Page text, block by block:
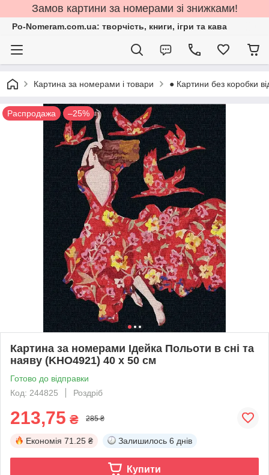
Замов картини за номерами зі знижками!
Po-Nomeram.com.ua: творчість, книги, ігри та кава
Картина за номерами і товари ● Картини без коробки
Распродажа –25%
Картина за номерами Ідейка Польоти в сні та
наяву (KHO4921) 40 х 50 см
Готово до відправки
Код: 244825
Роздріб
213,75 ₴ 285 ₴
Економія 71.25 ₴ Залишилось 6 днів
Купити